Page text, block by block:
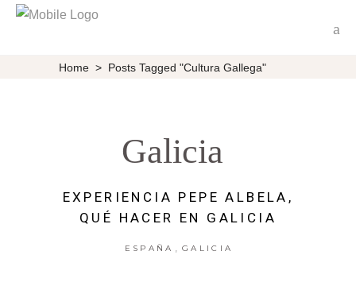
Home > Posts Tagged "Cultura Gallega"
Galicia
EXPERIENCIA PEPE ALBELA,
QUÉ HACER EN GALICIA
ESPAÑA , GALICIA